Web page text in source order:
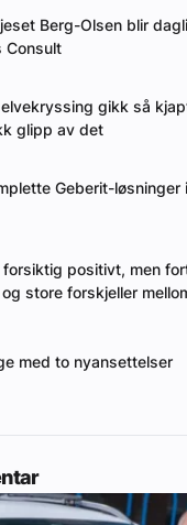
Berg-Olsen blir
Consult
gikk så
glipp av det
Geberit-
forsiktig positivt, men
store forskjeller
med to nyansettelser